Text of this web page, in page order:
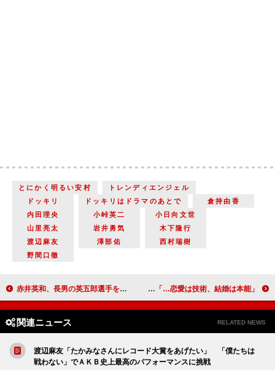
とにかく明るい安村
トレンディエンジェル
ドッキリ
ドッキリはドラマのあとで
倉持由香
内田理央
小峠英二
小日向文世
山里亮太
岩井勇気
木下隆行
渡辺麻友
澤部佑
西村瑞樹
野間口徹
赤井英和、長男の英五郎選手を紹介 関根勤、孫を抱き、あらためて妻に感謝 「恋愛は技術、結婚は本能…」 ノンスタ井上、“非モテ”男女に恋愛指南
関連ニュース RELATED NEWS
渡辺麻友「たかみなさんにレコード大賞をあげたい」 「僕たちは
戦わない」でＡＫＢ史上最高のパフォーマンスに挑戦